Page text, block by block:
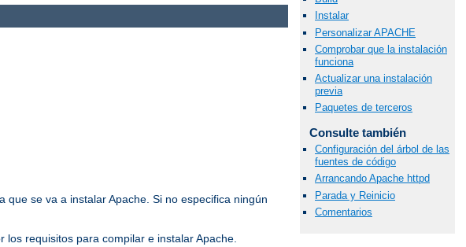
Instalar
Personalizar APACHE
Comprobar que la instalación
funciona
Actualizar una instalación
previa
Paquetes de terceros
Consulte también
Configuración del árbol de las
fuentes de código
Arrancando Apache httpd
Parada y Reinicio
Comentarios
se va a instalar Apache. Si no especifica ningún
requisitos para compilar e instalar Apache.